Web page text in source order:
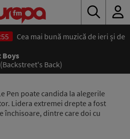
Cea mai bună muzică de ieri și de
Boys
Back)
Pen poate candida la alegerile
Lidera extremei drepte a fost
închisoare, dintre care doi cu